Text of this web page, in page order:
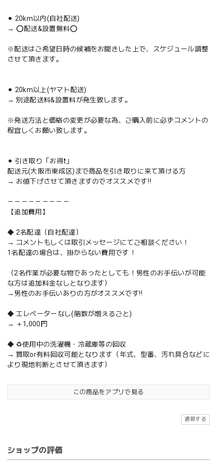
⚫︎ 20km以内(自社配送)
→ ⭕️配送&設置無料⭕️
※配送はご希望日時の候補をお聞きした上で、スケジュール調整
させて頂きます。
⚫︎ 20km以上(ヤマト配送)
→ 別途配送料&設置料が発生致します。
※発送方法と価格の変更が必要な為、ご購入前に必ずコメントの
程宜しくお願い致します。
⚫︎ 引き取り「お得❗️」
配送元(大阪市東成区)まで商品を引き取りに来て頂ける方
→ お値下げさせて頂きますのでオススメです‼️
－－－－－－－－－
【追加費用】
◆ 2名配達（自社配達）
→ コメントもしくは取引メッセージにてご相談ください！
1名配達の場合は、掛からない費用です！
（2名作業が必要な物であったとしても！男性のお手伝いが可能
な方は追加料金なしとなります）
→男性のお手伝いありの方がオススメです‼️
◆ エレベーターなし(階数が増えるごと)
→ ＋1,000円
◆ ♻️使用中の洗濯機・冷蔵庫等の回収
→ 買取or有料回収可能となります（年式、型番、汚れ具合などに
より現地判断とさせて頂きます）
この商品をアプリで見る
通報する
ショップの評価